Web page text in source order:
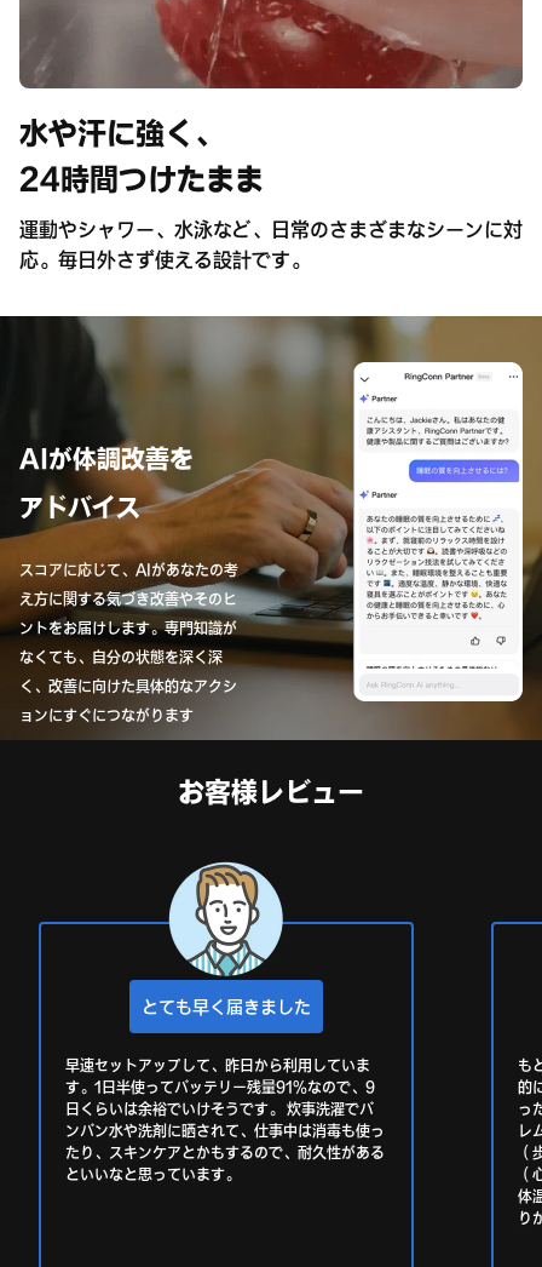
水や汗に強く、
24時間つけたまま
運動やシャワー、水泳など、日常のさまざまなシーンに対
応。毎日外さず使える設計です。
AIが体調改善を
アドバイス
スコアに応じて、AIがあなたの考
え方に関する気づき改善やそのヒ
ントをお届けします。専門知識が
なくても、自分の状態を深く深
く、改善に向けた具体的なアクシ
ョンにすぐにつながります
お客様レビュー
とても早く届きました
早速セットアップして、昨日から利用していま
す。1日半使ってバッテリー残量91%なので、9
日くらいは余裕でいけそうです。 炊事洗濯でバ
ンバン水や洗剤に晒されて、仕事中は消毒も使っ
たり、スキンケアとかもするので、耐久性がある
といいなと思っています。
も
的
っ
レ
（
（
体
り